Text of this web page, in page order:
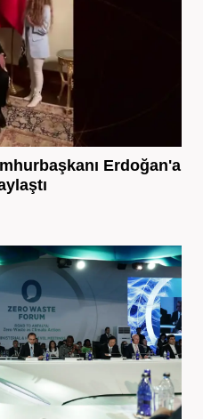
Erdoğan'a